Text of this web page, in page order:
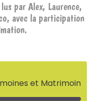
par Alex, Laurence,
avec la participation